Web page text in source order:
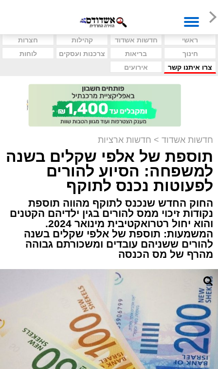
ראשי חדשות אשדוד קהילות
חצרות
חינוך
בריאות צרכנות ועסקים
לוחות
צרו איתנו קשר
אירועים
חדשות אשדוד > חדשות ארציות
תוספת של אלפי שקלים בשנה
למשפחה: הסיוע להורים
לפעוטות נכנס לתוקף
החוק החדש שנכנס לתוקף מהווה תוספת
נקודות זיכוי ממס להורים בגין ילדיהם הקטנים
והוא יחול רטרואקטיבית מינואר 2024.
המשמעות: תוספת של אלפי שקלים בשנה
להורים ששניהם עובדים ומשכורתם גבוהה
מהרף של מס הכנסה